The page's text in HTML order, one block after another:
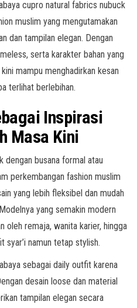
cupro natural fabrics nubuck
muslim yang mengutamakan
dan tampilan elegan. Dengan
serta karakter bahan yang
mampu menghadirkan kesan
terlihat berlebihan.
Inspirasi
Masa Kini
dengan busana formal atau
perkembangan fashion muslim
yang lebih fleksibel dan mudah
yang semakin modern
oleh remaja, wanita karier, hingga
syar’i namun tetap stylish.
sebagai daily outfit karena
desain loose dan material
tampilan elegan secara